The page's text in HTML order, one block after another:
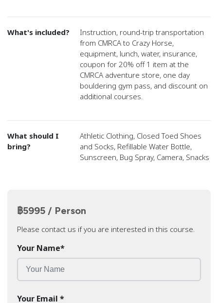
What's included?
Instruction, round-trip transportation
from CMRCA to Crazy Horse,
equipment, lunch, water, insurance,
coupon for 20% off 1 item at the
CMRCA adventure store, one day
bouldering gym pass, and discount on
additional courses.
What should I
bring?
Athletic Clothing, Closed Toed Shoes
and Socks, Refillable Water Bottle,
Sunscreen, Bug Spray, Camera, Snacks
฿5995 / Person
Please contact us if you are interested in this course.
Your Name*
Your Email *